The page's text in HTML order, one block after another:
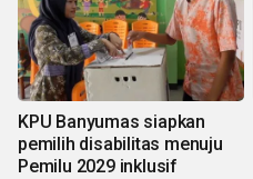
KPU Banyumas siapkan
pemilih disabilitas menuju
Pemilu 2029 inklusif